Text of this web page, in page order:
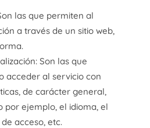
las que permiten al
a través de un sitio web,
Son las que
acceder al servicio con
de carácter general,
por ejemplo, el idioma, el
acceso, etc.